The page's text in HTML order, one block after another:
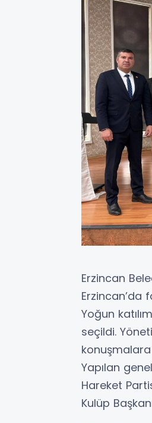
Erzincan
Erzincan’da
Yoğun
seçildi.
Yapılan
Hareket
Kulüp